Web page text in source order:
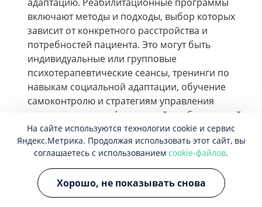
включают методы и подходы, выбор которых
зависит от конкретного расстройства и
потребностей пациента. Это могут быть
индивидуальные или групповые
психотерапевтические сеансы, тренинги по
навыкам социальной адаптации, обучение
самоконтролю и стратегиям управления
стрессом, занятия физической реабилитацией,
обучение навыкам общения и установления
здоровых отношений. Цель реабилитации —
помощь пациенту вернуться к нормальной
жизни, насколько это возможно. Реабилитация
может помочь пациенту восстановить
утраченные и развить новые навыки,
На сайте используются технологии cookie и сервис
Яндекс.Метрика. Продолжая использовать этот сайт, вы
соглашаетесь с использованием cookie-файлов.
Хорошо, не показывать снова